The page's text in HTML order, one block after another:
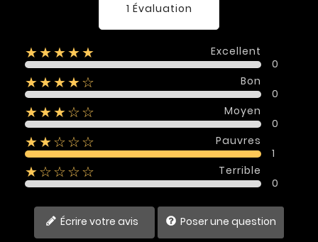
1 Évaluation
★★★★★
Excellent
0
★★★★☆
Bon
0
★★★☆☆
Moyen
0
★★☆☆☆
Pauvres
1
★☆☆☆☆
Terrible
0
Écrire votre avis Poser une question